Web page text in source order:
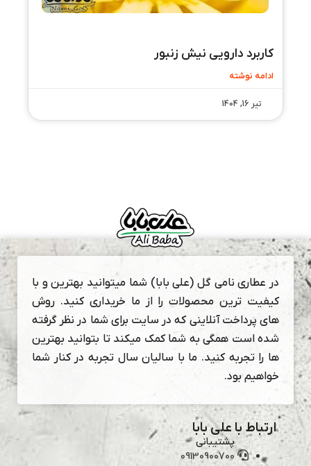
کاربرد دارویی نیش زنبور
ادامه نوشته
تیر 16, 1404
در عطاری نامی گل (علی بابا) شما میتوانید بهترین و با
کیفیت ترین محصولات را از ما خریداری کنید. روش
های پرداخت آنلاینی که در سایت برای شما در نظر گرفته
شده است همگی به شما کمک میکند تا بتوانید بهترین
ها را تجربه کنید. ما با سالیان سال تجربه در کنار شما
خواهیم بود.
ارتباط با علی بابا
پشتیبانی
09130900700